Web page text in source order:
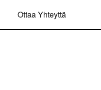
Ottaa Yhteyttä